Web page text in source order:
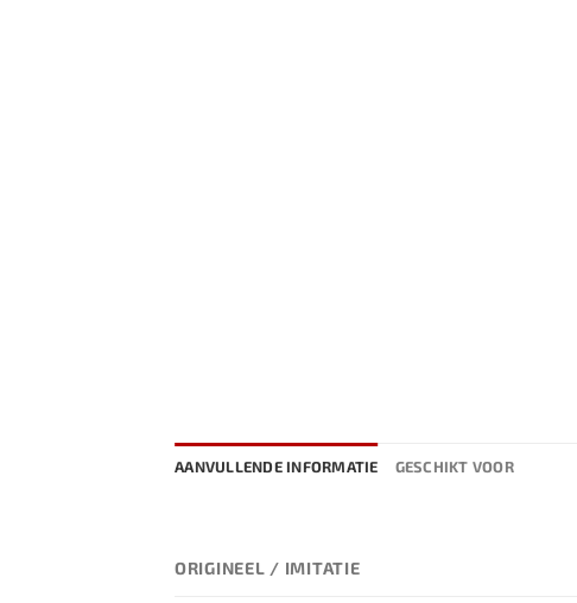
AANVULLENDE INFORMATIE GESCHIKT VOOR
ORIGINEEL / IMITATIE